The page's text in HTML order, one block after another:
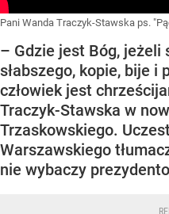
Pani Wanda Traczyk-Stawska ps.
– Gdzie jest Bóg, jeżeli
słabszego, kopie, bije i
człowiek jest
Traczyk-Stawska w
Trzaskowskiego.
Warszawskiego
nie wybaczy